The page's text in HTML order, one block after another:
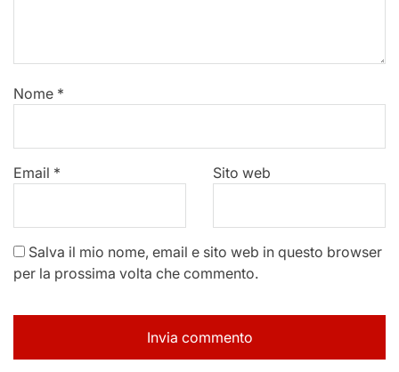
Nome *
Email * Sito web
Salva il mio nome, email e sito web in questo browser
per la prossima volta che commento.